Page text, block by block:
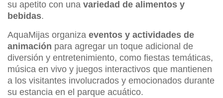
su apetito con una variedad de alimentos y
bebidas.
AquaMijas organiza eventos y actividades de
animación para agregar un toque adicional de
diversión y entretenimiento, como fiestas temáticas,
música en vivo y juegos interactivos que mantienen
a los visitantes involucrados y emocionados durante
su estancia en el parque acuático.